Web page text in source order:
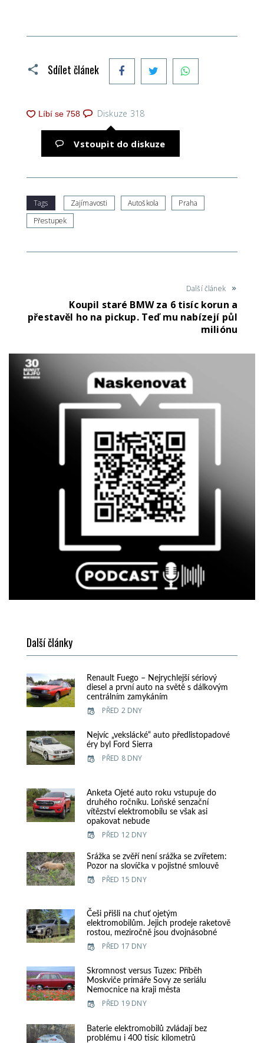
Sdílet článek FacebookTwitter
Diskuze 318
Vstoupit do diskuze
Tags Zajímavosti Autoškola
Praha
Přestupek
Další článek
Koupil staré BMW za 6 tisíc korun a
přestavěl ho na pickup. Teď mu nabízejí půl
miliónu
Další články
Renault Fuego – Nejrychlejší sériový
diesel a první auto na světě s dálkovým
centrálním zamykáním
PŘED 2 DNY
Nejvíc „vekslácké“ auto předlistopadové
éry byl Ford Sierra
PŘED 8 DNY
Anketa Ojeté auto roku vstupuje do
druhého ročníku. Loňské senzační
vítězství elektromobilu se však asi
opakovat nebude
PŘED 12 DNY
Srážka se zvěří není srážka se zvířetem:
Pozor na slovíčka v pojistné smlouvě
PŘED 15 DNY
Češi přišli na chuť ojetým
elektromobilům. Jejich prodeje raketově
rostou, meziročně jsou dvojnásobné
PŘED 17 DNY
Skromnost versus Tuzex: Příběh
Moskviče primáře Sovy ze seriálu
Nemocnice na kraji města
PŘED 19 DNY
Baterie elektromobilů zvládají bez
problému i 400 tisíc kilometrů